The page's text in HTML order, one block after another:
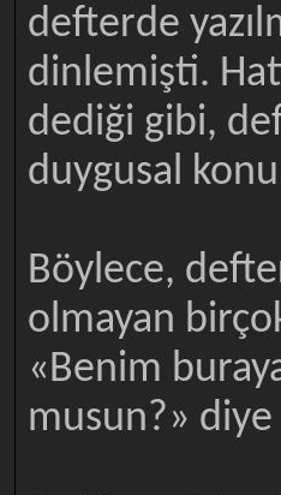
defterde
dinlemişti.
dediği gibi,
duygusal
Böylece,
olmayan
«Benim
musun?»